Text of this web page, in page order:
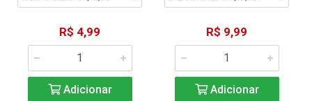
R$ 4,99
Adicionar
R$ 9,99
Adicionar